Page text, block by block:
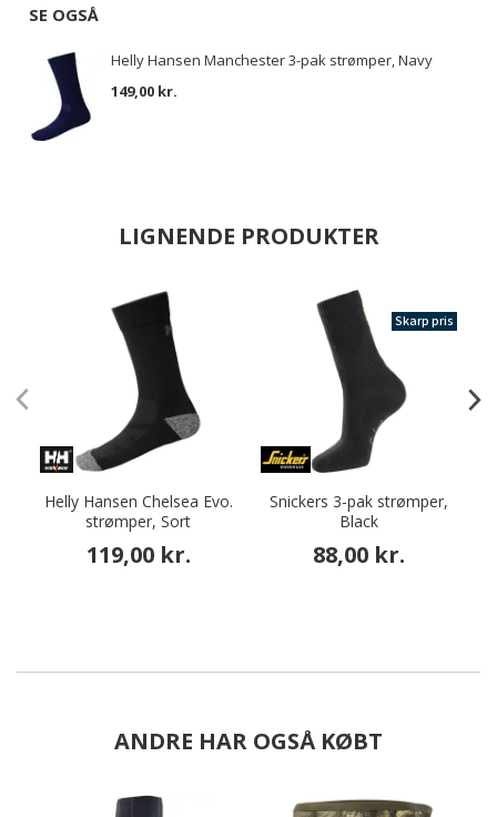
SE OGSÅ
Helly Hansen Manchester 3-pak strømper, Navy
149,00 kr.
LIGNENDE PRODUKTER
Helly Hansen Chelsea Evo.
strømper, Sort
119,00 kr.
Skarp pris
Snickers 3-pak strømper,
Black
88,00 kr.
ANDRE HAR OGSÅ KØBT